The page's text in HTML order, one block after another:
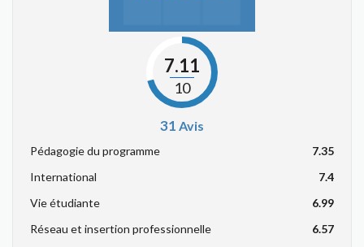
7.11
10
31 Avis
Pédagogie du programme
7.35
International
7.4
Vie étudiante
6.99
Réseau et insertion professionnelle
6.57